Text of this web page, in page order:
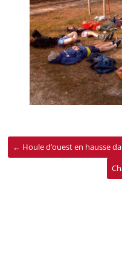
← Houle d’ouest en hausse